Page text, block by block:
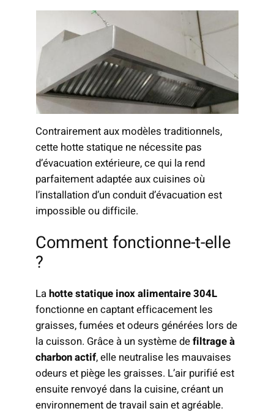
Contrairement aux modèles traditionnels,
cette hotte statique ne nécessite pas
d’évacuation extérieure, ce qui la rend
parfaitement adaptée aux cuisines où
l’installation d’un conduit d’évacuation est
impossible ou difficile.
Comment fonctionne-t-elle
?
Lahotte statique inox alimentaire 304L
fonctionne en captant efficacement les
graisses, fumées et odeurs générées lors de
la cuisson. Grâce à un système defiltrage à
charbon actif, elle neutralise les mauvaises
odeurs et piège les graisses. L’air purifié est
ensuite renvoyé dans la cuisine, créant un
environnement de travail sain et agréable.